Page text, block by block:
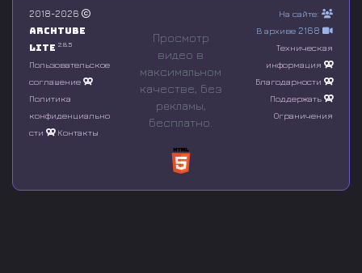
o
f
0
s
o
n
d
2018-2026
Archtube
Lite 2.8.5
Пользовательское
соглашение
Политика
конфиденциально
сти
Контакты
Просмотр
видео в
максимальном
качестве, без
рeкламы,
бесплатно.
На сайте:
В архиве 2168
Техническая
информация
Благодарности
Поддержать
Ограничения